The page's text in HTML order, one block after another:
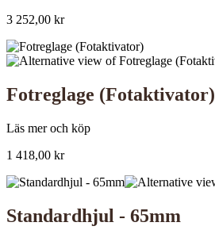
3 252,00 kr
Fotreglage (Fotaktivator)
Läs mer och köp
1 418,00 kr
Standardhjul - 65mm